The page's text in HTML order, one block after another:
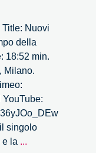
Title: Nuovi
della
18:52 min.
Milano.
YouTube:
singolo
e la ...